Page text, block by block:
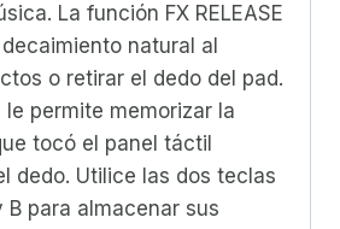
La función FX RELEASE
natural al
o retirar el dedo del pad.
le permite memorizar la
tocó el panel táctil
dedo. Utilice las dos teclas
B para almacenar sus